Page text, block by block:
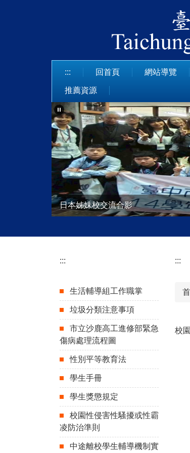
::: 回首頁 網站導覽
推薦資源
日本姊妹校交流合影
113學年度技藝競賽
:::
生活輔導組工作職掌
垃圾分類注意事項
市立沙鹿高工進修部緊急
傷病處理流程圖
性別平等教育法
學生手冊
學生獎懲規定
校園性侵害性騷擾或性霸
凌防治準則
中途離校學生輔導機制實
:::
校